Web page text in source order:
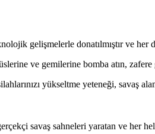
gelişmelerle donatılmıştır ve
ve gemilerine bomba atın,
yükseltme yeteneği, savaş
savaş sahneleri yaratan ve her